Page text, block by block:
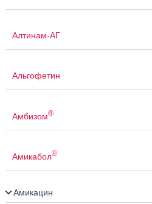
Алтинам-АГ
Альгофетин
Амбизом®
Амикабол®
Амикацин